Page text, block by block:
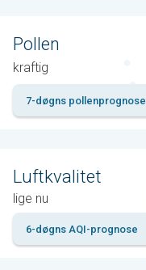
Pollen
kraftig
7-døgns pollenprognose
Luftkvalitet
lige nu
6-døgns AQI-prognose